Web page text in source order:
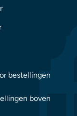
bestellingen
boven